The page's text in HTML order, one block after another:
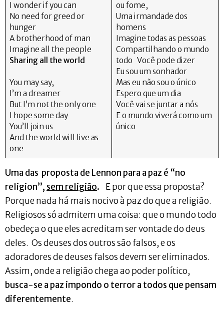
I wonder if you can
No need for greed or
hunger
A brotherhood of man
Imagine all the people
Sharing all the world
You may say,
I’m a dreamer
But I’m not the only one
I hope some day
You’ll join us
And the world will live as
one
ou fome,
Uma irmandade dos
homens
Imagine todas as pessoas
Compartilhando o mundo
todo Você pode dizer
Eu sou um sonhador
Mas eu não sou o único
Espero que um dia
Você vai se juntar a nós
E o mundo viverá como um
único
Uma das proposta de Lennon para a paz é “no
religion”, sem religião.
E por que essa proposta?
Porque nada há mais nocivo à paz do que a religião.
Religiosos só admitem uma coisa: que o mundo todo
obedeça o que eles acreditam ser vontade do deus
deles. Os deuses dos outros são falsos, e os
adoradores de deuses falsos devem ser eliminados.
Assim, onde a religião chega ao poder político,
busca-se a paz impondo o terror a todos que pensam
diferentemente.